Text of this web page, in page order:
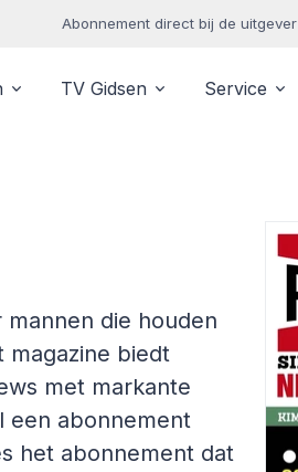
Abonnement direct bij de uitgever
TV Gidsen Service
die houden
magazine biedt
met markante
een abonnement
het abonnement dat